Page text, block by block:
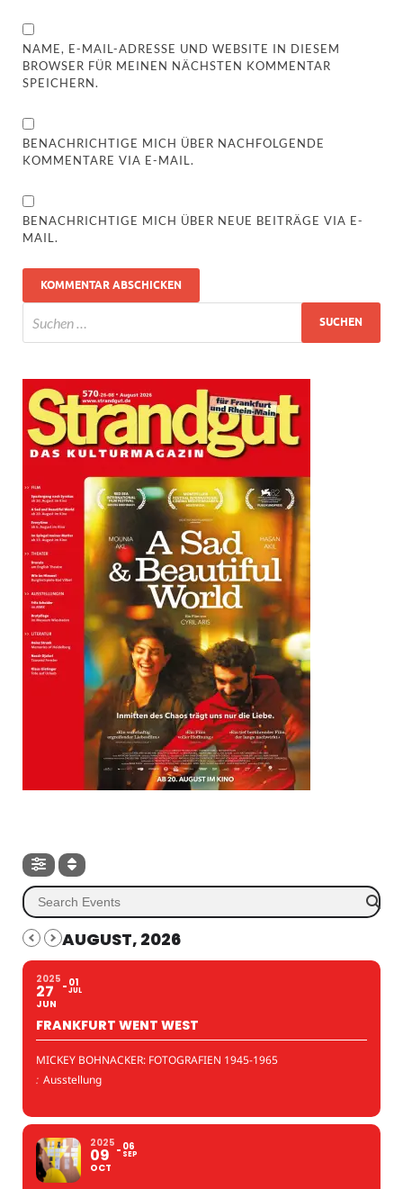
NAME, E-MAIL-ADRESSE UND WEBSITE IN DIESEM
BROWSER FÜR MEINEN NÄCHSTEN KOMMENTAR
SPEICHERN.
BENACHRICHTIGE MICH ÜBER NACHFOLGENDE
KOMMENTARE VIA E-MAIL.
BENACHRICHTIGE MICH ÜBER NEUE BEITRÄGE VIA E-
MAIL.
AUGUST, 2026
2025
27
JUN
01
JUL
FRANKFURT WENT WEST
MICKEY BOHNACKER: FOTOGRAFIEN 1945-1965
: Ausstellung
2025
09
OCT
06
SEP